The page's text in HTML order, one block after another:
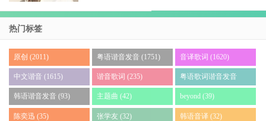
热门标签
原创 (2011) 粤语谐音发音 (1751) 音译歌词 (1620)
中文谐音 (1615) 谐音歌词 (235) 粤语歌词谐音发音
(140)
韩语谐音发音 (93) 主题曲 (42) beyond (39)
陈奕迅 (35) 张学友 (32) 韩语音译 (32)